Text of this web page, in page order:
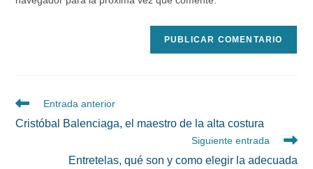
comentar
Leer
artículos
Entrada anterior
Cristóbal Balenciaga, el maestro de la alta costura
Siguiente entrada
Entretelas, qué son y como elegir la adecuada